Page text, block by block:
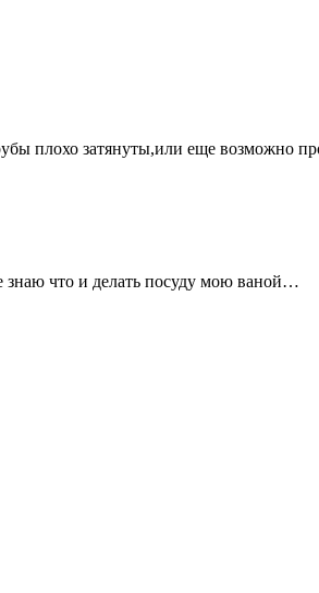
плохо затянуты,или еще возможно
знаю что и делать посуду мою ваной…